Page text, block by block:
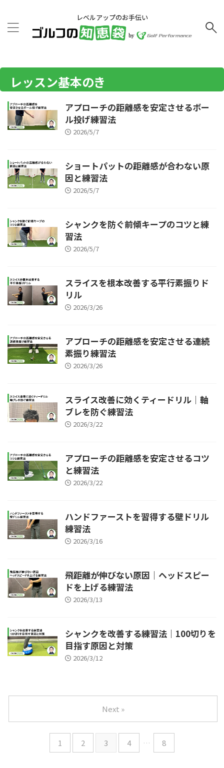
レベルアップのお手伝い
レッスン基本のき
アプローチの距離感を安定させるボー
ル投げ練習法
2026/5/7
ショートパットの距離感が合わない原
因と練習法
2026/5/7
シャンクを防ぐ前傾キープのコツと練
習法
2026/5/7
スライスを根本改善する平行素振りド
リル
2026/3/26
アプローチの距離感を安定させる連続
素振り練習法
2026/3/26
スライス改善に効くティードリル｜軸
ブレを防ぐ練習法
2026/3/22
アプローチの距離感を安定させるコツ
と練習法
2026/3/22
ハンドファーストを習得する壁ドリル
練習法
2026/3/16
飛距離が伸びない原因｜ヘッドスピー
ドを上げる練習法
2026/3/13
シャンクを改善する練習法｜100切りを
目指す原因と対策
2026/3/12
1 2 3 4 … 8
Next »